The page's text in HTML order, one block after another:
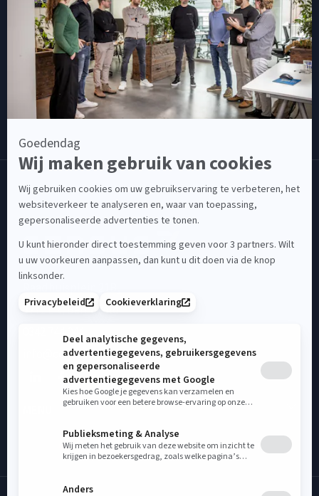
Censuswerktvoor:
CENSUS
3771 ER, Barneveld
0342 744 044
info@census.nl
Op dit moment is support gesloten.